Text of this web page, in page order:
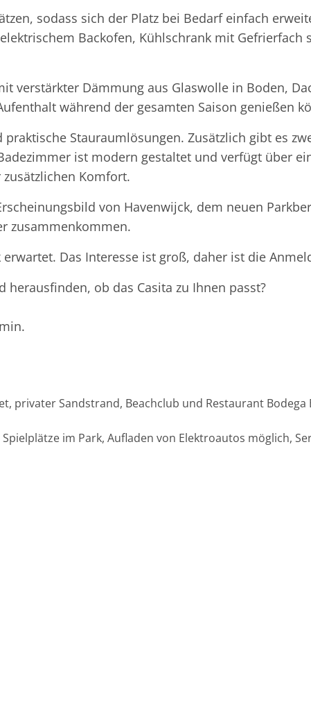
sodass sich der Platz bei Bedarf einfach
Backofen, Kühlschrank mit Gefrierfach
verstärkter Dämmung aus Glaswolle in Boden,
während der gesamten Saison genießen
Stauraumlösungen. Zusätzlich gibt es
ist modern gestaltet und verfügt über
Komfort.
von Havenwijck, dem neuen
zusammenkommen.
Das Interesse ist groß, daher ist die
ob das Casita zu Ihnen passt?
Sandstrand, Beachclub und Restaurant Bodega
im Park, Aufladen von Elektroautos möglich,